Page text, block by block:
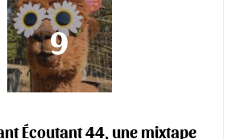
Écoutant 44, une mixtape